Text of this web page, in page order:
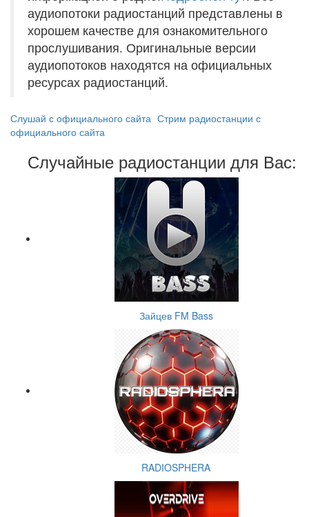
аудиопотоки радиостанций представлены в
хорошем качестве для ознакомительного
прослушивания. Оригинальные версии
аудиопотоков находятся на официальных
ресурсах радиостанций.
Слушай с официального сайта Стрим радиостанции с
официального сайта
Случайные радиостанции для Вас:
Зайцев FM Bass
RADIOSPHERA